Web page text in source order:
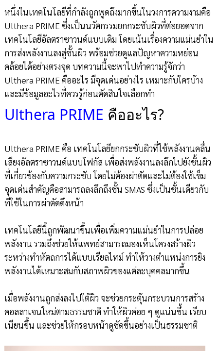
หนึ่งในเทคโนโลยีที่กำลังถูกพูดถึงมากขึ้นในวงการความงามคือ
Ulthera PRIME ซึ่งเป็นนวัตกรรมยกกระชับผิวที่ต่อยอดจาก
เทคโนโลยีอัลตราซาวนด์แบบเดิม โดยเน้นเรื่องความแม่นยำใน
การส่งพลังงานลงสู่ชั้นผิว พร้อมช่วยดูแลปัญหาความหย่อน
คล้อยได้อย่างตรงจุด บทความนี้จะพาไปทำความรู้จักว่า
Ulthera PRIME คืออะไร มีจุดเด่นอย่างไร เหมาะกับใครบ้าง
และมีข้อมูลอะไรที่ควรรู้ก่อนตัดสินใจเลือกทำ
Ulthera PRIME คืออะไร?
Ulthera PRIME คือ เทคโนโลยียกกระชับผิวที่ใช้พลังงานคลื่น
เสียงอัลตราซาวนด์แบบโฟกัส เพื่อส่งพลังงานลงลึกไปยังชั้นผิว
ที่เกี่ยวข้องกับความกระชับ โดยไม่ต้องผ่าตัดและไม่ต้องใช้เข็ม
จุดเด่นสำคัญคือสามารถลงลึกถึงชั้น SMAS ซึ่งเป็นชั้นเดียวกับ
ที่ใช้ในการผ่าตัดดึงหน้า
เทคโนโลยีนี้ถูกพัฒนาขึ้นเพื่อเพิ่มความแม่นยำในการปล่อย
พลังงาน รวมถึงช่วยให้แพทย์สามารถมองเห็นโครงสร้างผิว
ระหว่างทำหัตถการได้แบบเรียลไทม์ ทำให้วางตำแหน่งการยิง
พลังงานได้เหมาะสมกับสภาพผิวของแต่ละบุคคลมากขึ้น
เมื่อพลังงานถูกส่งลงไปใต้ผิว จะช่วยกระตุ้นกระบวนการสร้าง
คอลลาเจนใหม่ตามธรรมชาติ ทำให้ผิวค่อย ๆ ดูแน่นขึ้น เรียบ
เนียนขึ้น และช่วยให้กรอบหน้าดูชัดขึ้นอย่างเป็นธรรมชาติ